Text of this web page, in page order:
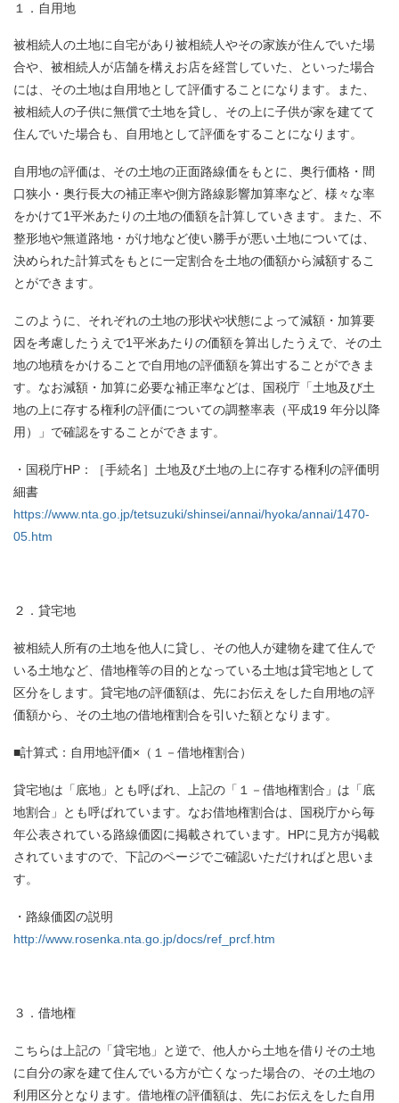
１．自用地
被相続人の土地に自宅があり被相続人やその家族が住んでいた場
合や、被相続人が店舗を構えお店を経営していた、といった場合
には、その土地は自用地として評価することになります。また、
被相続人の子供に無償で土地を貸し、その上に子供が家を建てて
住んでいた場合も、自用地として評価をすることになります。
自用地の評価は、その土地の正面路線価をもとに、奥行価格・間
口狭小・奥行長大の補正率や側方路線影響加算率など、様々な率
をかけて1平米あたりの土地の価額を計算していきます。また、不
整形地や無道路地・がけ地など使い勝手が悪い土地については、
決められた計算式をもとに一定割合を土地の価額から減額するこ
とができます。
このように、それぞれの土地の形状や状態によって減額・加算要
因を考慮したうえで1平米あたりの価額を算出したうえで、その土
地の地積をかけることで自用地の評価額を算出することができま
す。なお減額・加算に必要な補正率などは、国税庁「土地及び土
地の上に存する権利の評価についての調整率表（平成19 年分以降
用）」で確認をすることができます。
・国税庁HP：［手続名］土地及び土地の上に存する権利の評価明
細書
https://www.nta.go.jp/tetsuzuki/shinsei/annai/hyoka/annai/1470-
05.htm
２．貸宅地
被相続人所有の土地を他人に貸し、その他人が建物を建て住んで
いる土地など、借地権等の目的となっている土地は貸宅地として
区分をします。貸宅地の評価額は、先にお伝えをした自用地の評
価額から、その土地の借地権割合を引いた額となります。
■計算式：自用地評価×（１－借地権割合）
貸宅地は「底地」とも呼ばれ、上記の「１－借地権割合」は「底
地割合」とも呼ばれています。なお借地権割合は、国税庁から毎
年公表されている路線価図に掲載されています。HPに見方が掲載
されていますので、下記のページでご確認いただければと思いま
す。
・路線価図の説明
http://www.rosenka.nta.go.jp/docs/ref_prcf.htm
３．借地権
こちらは上記の「貸宅地」と逆で、他人から土地を借りその土地
に自分の家を建て住んでいる方が亡くなった場合の、その土地の
利用区分となります。借地権の評価額は、先にお伝えをした自用